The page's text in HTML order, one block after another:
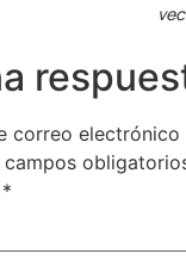
correo electrónico
campos
*